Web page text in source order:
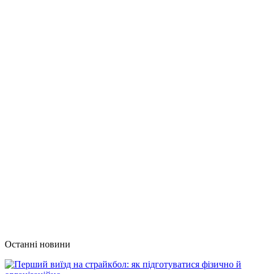
Останні новини